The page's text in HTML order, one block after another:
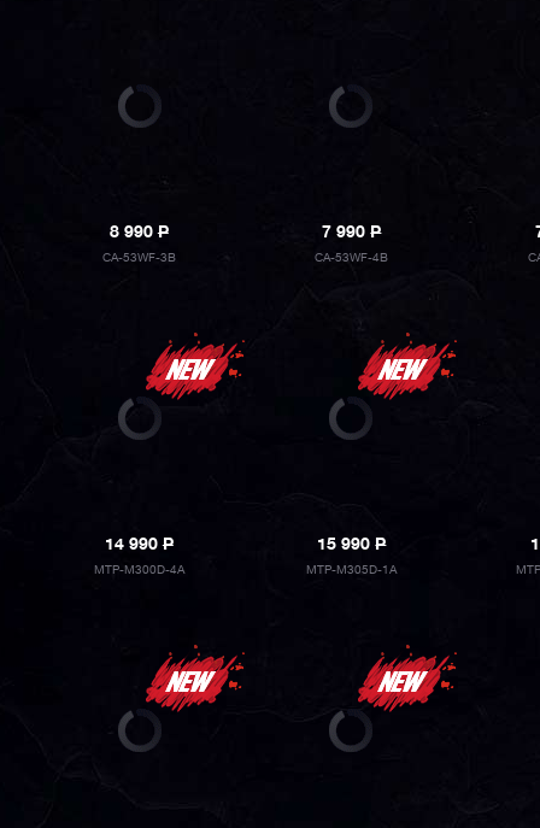
8 990P
CA-53WF-3B
7 990P
CA-53WF-4B
14 990P
MTP-M300D-4A
15 990P
MTP-M305D-1A